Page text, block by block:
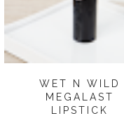
WET N WILD
MEGALAST
LIPSTICK